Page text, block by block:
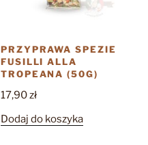
PRZYPRAWA SPEZIE
FUSILLI ALLA
TROPEANA (50G)
17,90zł
Dodaj do koszyka